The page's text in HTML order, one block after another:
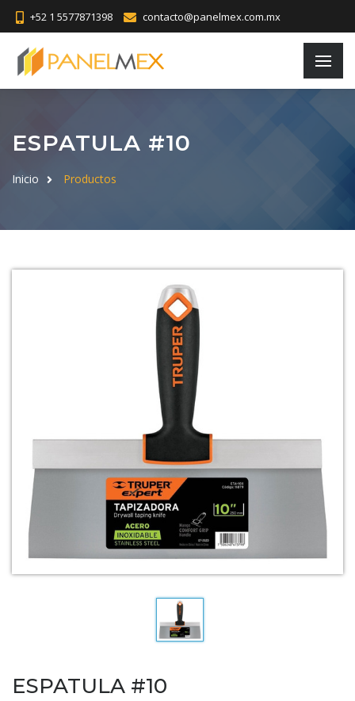
+52 1 5577871398 contacto@panelmex.com.mx
ESPATULA #10
Inicio Productos
ESPATULA #10